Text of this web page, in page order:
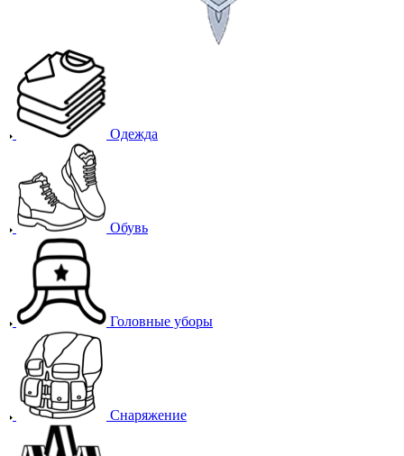
Одежда
Обувь
Головные уборы
Снаряжение